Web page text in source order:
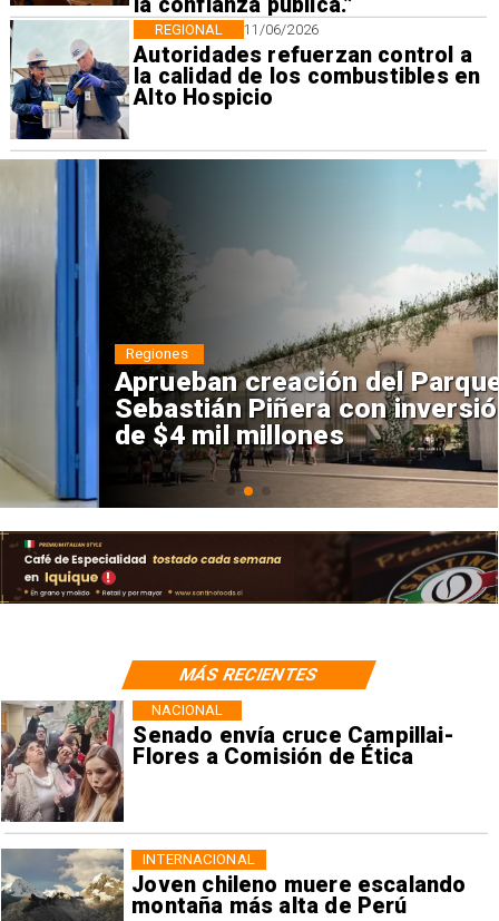
la confianza pública.”
11/06/2026
Autoridades refuerzan control a
la calidad de los combustibles en
Alto Hospicio
REGIONAL
Aprueban creación del Parque
Sebastián Piñera con inversión
de $4 mil millones
Senado envía cruce Campillai-
Flores a Comisión de Ética
NACIONAL
Joven chileno muere escalando
montaña más alta de Perú
INTERNACIONAL
MÁS RECIENTES